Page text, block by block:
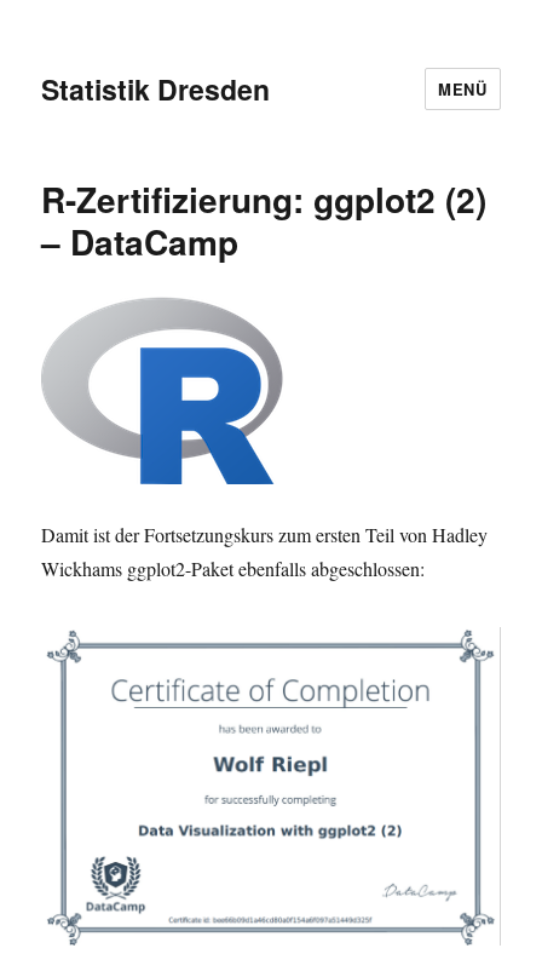
Statistik Dresden MENÜ
R-Zertifizierung: ggplot2 (2)
– DataCamp
Damit ist der Fortsetzungskurs zum ersten Teil von Hadley
Wickhams ggplot2-Paket ebenfalls abgeschlossen: